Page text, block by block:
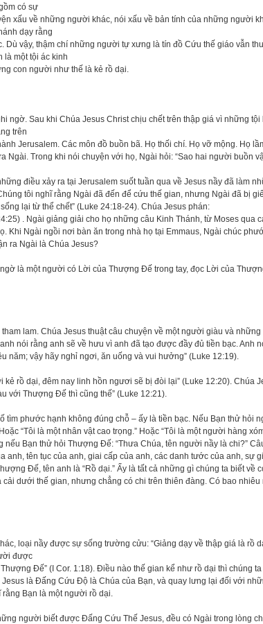
có sự
xấu về những người khác, nói xấu về bản tính của những người
dạy rằng
Dù vậy, thậm chí những người tự xưng là tín đồ Cứu thế giáo vẫn
là một tội ác kinh
con người như thế là kẻ rồ dại.
ngờ. Sau khi Chúa Jesus Christ chịu chết trên thập giá vì những
trên
Jerusalem. Các môn đồ buồn bã. Họ thối chí. Họ vỡ mộng. Họ
Ngài. Trong khi nói chuyện với họ, Ngài hỏi: “Sao hai người buồn
điều xảy ra tại Jerusalem suốt tuần qua về Jesus nầy đã làm
tôi nghĩ rằng Ngài đã đến để cứu thế gian, nhưng Ngài đã bị
lại từ thể chết” (Luke 24:18-24). Chúa Jesus phán:
. Ngài giảng giải cho họ những câu Kinh Thánh, từ Moses qua
Khi Ngài ngồi nơi bàn ăn trong nhà họ tại Emmaus, Ngài chúc
ra Ngài là Chúa Jesus?
là một người có Lời của Thượng Đế trong tay, đọc Lời của
lam. Chúa Jesus thuật câu chuyện về một người giàu và
nói rằng anh sẽ về hưu vì anh đã tạo được đầy đủ tiền bạc. Anh
năm; vậy hãy nghỉ ngơi, ăn uống và vui hưởng” (Luke 12:19).
rồ dại, đêm nay linh hồn ngươi sẽ bị đòi lại” (Luke 12:20). Chúa
với Thượng Đế thì cũng thế” (Luke 12:21).
tìm phước hạnh không đúng chỗ – ấy là tiền bạc. Nếu Bạn thử hỏi
“Tôi là một nhân vật cao trọng.” Hoặc “Tôi là một người hàng
nếu Bạn thử hỏi Thượng Đế: “Thưa Chúa, tên người nầy là chi?”
anh, tên tục của anh, giai cấp của anh, các danh tước của anh, sự
Đế, tên anh là “Rồ dại.” Ấy là tất cả những gì chúng ta biết về
cải dưới thế gian, nhưng chẳng có chi trên thiên đàng. Có bao
loại nầy được sự sống trường cửu: “Giảng dạy về thập giá là rồ
được
Đế” (I Cor. 1:18). Điều nào thế gian kể như rồ dại thì chúng
là Đấng Cứu Độ là Chúa của Bạn, và quay lưng lại đối với
Bạn là một người rồ dại.
người biết được Đấng Cứu Thế Jesus, đều có Ngài trong lòng